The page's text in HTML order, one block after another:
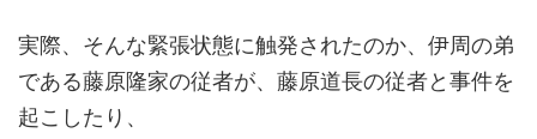
実際、そんな緊張状態に触発されたのか、伊周の弟
である藤原隆家の従者が、藤原道長の従者と事件を
起こしたり、